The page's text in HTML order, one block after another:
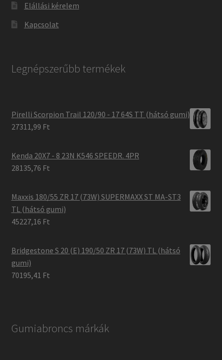
Elállási kérelem
Kapcsolat
Legnépszerűbb termékek
Pirelli Scorpion Trail 120/90 - 17 64S TT (hátsó gumi)
27311,99 Ft
Kenda 20X7 - 8 23N K546 SPEEDR. 4PR
28135,76 Ft
Maxxis 180/55 ZR 17 (73W) SUPERMAXX ST MA-ST3
TL (hátsó gumi)
45227,16 Ft
Bridgestone S 20 (E) 190/50 ZR 17 (73W) TL (hátsó
gumi)
70195,41 Ft
Gumiabroncs márkák